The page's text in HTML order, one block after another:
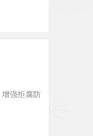
强拒腐防